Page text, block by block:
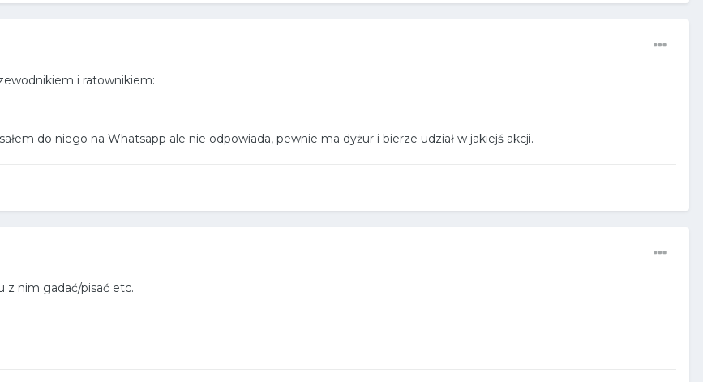
i ratownikiem:
do niego na Whatsapp ale nie odpowiada, pewnie ma dyżur i bierze udział w jakiejś akcji.
z nim gadać/pisać etc.